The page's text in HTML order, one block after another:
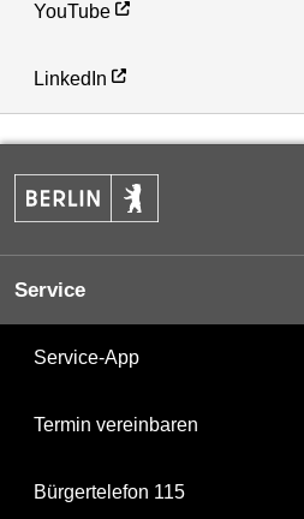
YouTube
LinkedIn
Service
Service-App
Termin vereinbaren
Bürgertelefon 115